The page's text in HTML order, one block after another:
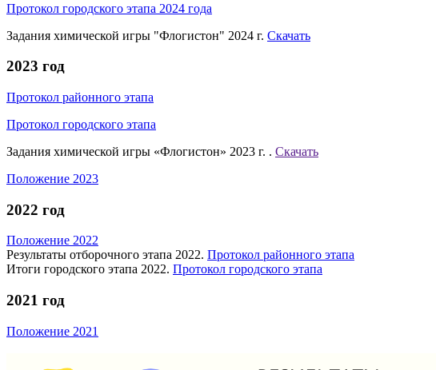
Протокол городского этапа 2024 года
Задания химической игры "Флогистон" 2024 г. Скачать
2023 год
Протокол районного этапа
Протокол городского этапа
Задания химической игры «Флогистон» 2023 г. . Скачать
Положение 2023
2022 год
Положение 2022
Результаты отборочного этапа 2022. Протокол районного этапа
Итоги городского этапа 2022. Протокол городского этапа
2021 год
Положение 2021